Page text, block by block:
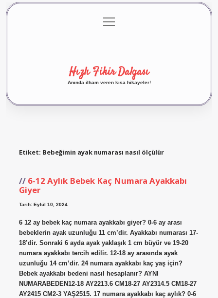
Gizlilik Politikası
menüyü
aç
Hızlı Fikir Dalgası
Anında ilham veren kısa hikayeler!
Etiket: Bebeğimin ayak numarası nasıl ölçülür
6-12 Aylık Bebek Kaç Numara Ayakkabı
Giyer
Tarih: Eylül 10, 2024
6 12 ay bebek kaç numara ayakkabı giyer? 0-6 ay arası
bebeklerin ayak uzunluğu 11 cm’dir. Ayakkabı numarası 17-
18’dir. Sonraki 6 ayda ayak yaklaşık 1 cm büyür ve 19-20
numara ayakkabı tercih edilir. 12-18 ay arasında ayak
uzunluğu 14 cm’dir. 24 numara ayakkabı kaç yaş için?
Bebek ayakkabı bedeni nasıl hesaplanır? AYNI
NUMARABEDEN12-18 AY2213.6 CM18-27 AY2314.5 CM18-27
AY2415 CM2-3 YAŞ2515. 17 numara ayakkabı kaç aylık? 0-6